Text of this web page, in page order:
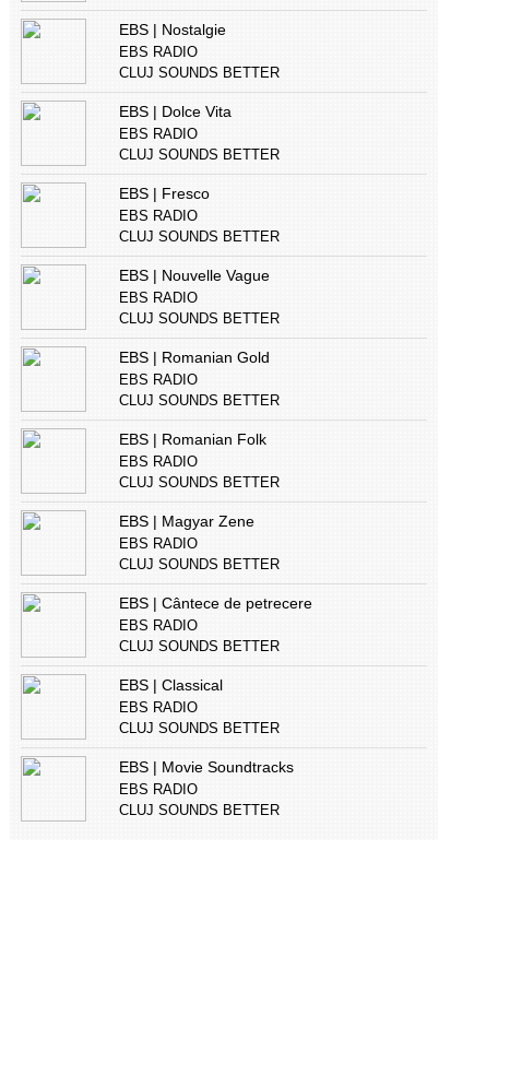
EBS | Nostalgie
EBS RADIO
CLUJ SOUNDS BETTER
EBS | Dolce Vita
EBS RADIO
CLUJ SOUNDS BETTER
EBS | Fresco
EBS RADIO
CLUJ SOUNDS BETTER
EBS | Nouvelle Vague
EBS RADIO
CLUJ SOUNDS BETTER
EBS | Romanian Gold
EBS RADIO
CLUJ SOUNDS BETTER
EBS | Romanian Folk
EBS RADIO
CLUJ SOUNDS BETTER
EBS | Magyar Zene
EBS RADIO
CLUJ SOUNDS BETTER
EBS | Cântece de petrecere
EBS RADIO
CLUJ SOUNDS BETTER
EBS | Classical
EBS RADIO
CLUJ SOUNDS BETTER
EBS | Movie Soundtracks
EBS RADIO
CLUJ SOUNDS BETTER